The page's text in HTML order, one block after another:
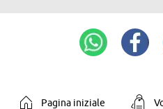
Pagina iniziale